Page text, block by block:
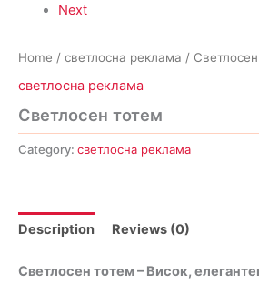
Next
Home / светлосна реклама /
светлосна реклама
Светлосен тотем
Category: светлосна реклама
Description Reviews (0)
Светлосен тотем – Висок,